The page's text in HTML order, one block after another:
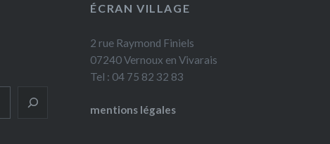
ÉCRAN VILLAGE
2 rue Raymond Finiels
07240 Vernoux en Vivarais
Tel : 04 75 82 32 83
mentions légales